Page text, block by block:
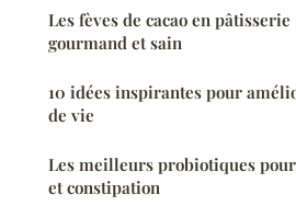
Les fèves de cacao en pâtisserie
gourmand et sain
10 idées inspirantes pour
de vie
Les meilleurs probiotiques
et constipation